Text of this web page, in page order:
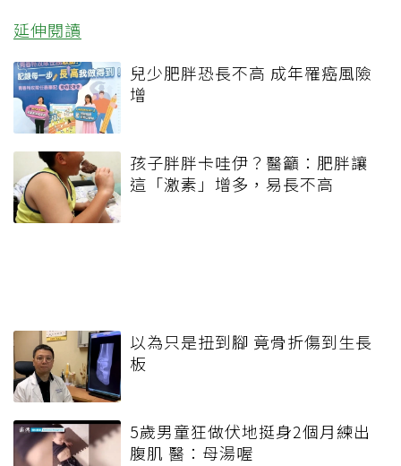
延伸閱讀
兒少肥胖恐長不高 成年罹癌風險
增
孩子胖胖卡哇伊？醫籲：肥胖讓
這「激素」增多，易長不高
以為只是扭到腳 竟骨折傷到生長
板
5歲男童狂做伏地挺身2個月練出
腹肌 醫：母湯喔